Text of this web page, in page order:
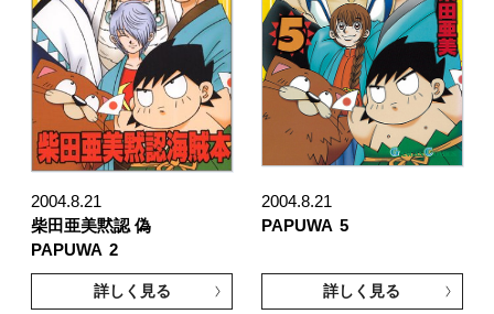
2004.8.21
柴田亜美黙認 偽
PAPUWA 2
詳しく見る
2004.8.21
PAPUWA 5
詳しく見る